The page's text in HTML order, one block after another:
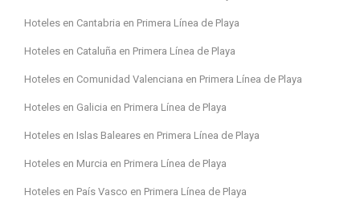
Hoteles en Cantabria en Primera Línea de Playa
Hoteles en Cataluña en Primera Línea de Playa
Hoteles en Comunidad Valenciana en Primera Línea de Playa
Hoteles en Galicia en Primera Línea de Playa
Hoteles en Islas Baleares en Primera Línea de Playa
Hoteles en Murcia en Primera Línea de Playa
Hoteles en País Vasco en Primera Línea de Playa